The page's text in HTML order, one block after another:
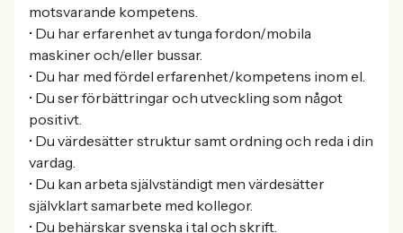
motsvarande kompetens.
• Du har erfarenhet av tunga fordon/mobila
maskiner och/eller bussar.
• Du har med fördel erfarenhet/kompetens inom el.
• Du ser förbättringar och utveckling som något
positivt.
• Du värdesätter struktur samt ordning och reda i din
vardag.
• Du kan arbeta självständigt men värdesätter
självklart samarbete med kollegor.
• Du behärskar svenska i tal och skrift.